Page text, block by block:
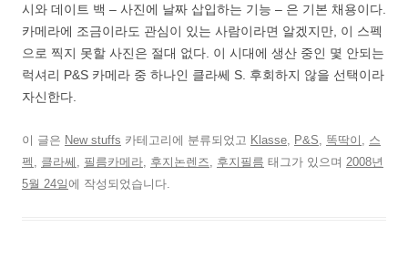
시와 데이트 백 – 사진에 날짜 삽입하는 기능 – 은 기본 채용이다.
카메라에 조금이라도 관심이 있는 사람이라면 알겠지만, 이 스펙
으로 찍지 못할 사진은 절대 없다. 이 시대에 생산 중인 몇 안되는
럭셔리 P&S 카메라 중 하나인 클라쎄 S. 후회하지 않을 선택이라
자신한다.
이 글은 New stuffs 카테고리에 분류되었고 Klasse P&S 똑딱이
스
펙
클라쎄 필름카메라 후지논렌즈 후지필름 태그가 있으며 2008년
5월 24일에 작성되었습니다.